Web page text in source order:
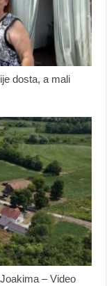
dosta, a mali
– Video